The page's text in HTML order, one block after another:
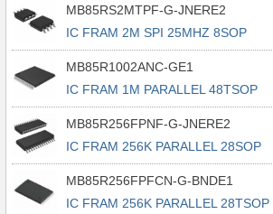
MB85RS2MTPF-G-JNERE2
IC FRAM 2M SPI 25MHZ 8SOP
MB85R1002ANC-GE1
IC FRAM 1M PARALLEL 48TSOP
MB85R256FPNF-G-JNERE2
IC FRAM 256K PARALLEL 28SOP
MB85R256FPFCN-G-BNDE1
IC FRAM 256K PARALLEL 28TSOP